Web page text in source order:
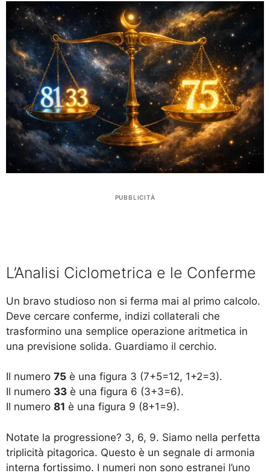
PUBBLICITÀ
L’Analisi Ciclometrica e le Conferme
Un bravo studioso non si ferma mai al primo calcolo.
Deve cercare conferme, indizi collaterali che
trasformino una semplice operazione aritmetica in
una previsione solida. Guardiamo il cerchio.
Il numero 75 è una figura 3 (7+5=12, 1+2=3).
Il numero 33 è una figura 6 (3+3=6).
Il numero 81 è una figura 9 (8+1=9).
Notate la progressione? 3, 6, 9. Siamo nella perfetta
triplicità pitagorica. Questo è un segnale di armonia
interna fortissimo. I numeri non sono estranei l’uno